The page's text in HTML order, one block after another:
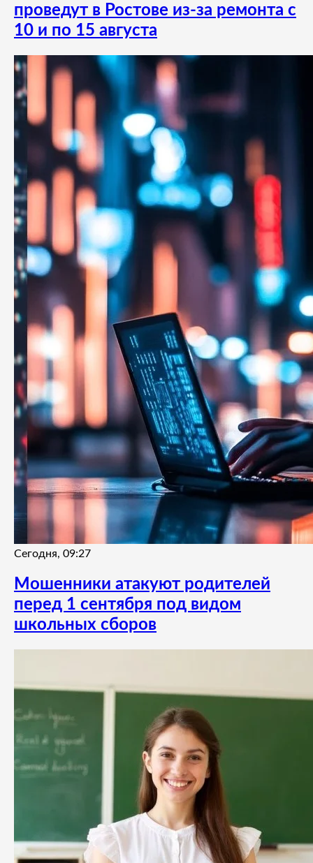
проведут в Ростове из-за ремонта с
10 и по 15 августа
Сегодня, 09:27
Мошенники атакуют родителей
перед 1 сентября под видом
школьных сборов